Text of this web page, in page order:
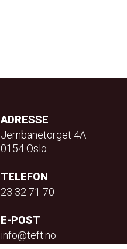
ADRESSE
Jernbanetorget 4A
0154 Oslo
TELEFON
23 32 71 70
E-POST
info@teft.no